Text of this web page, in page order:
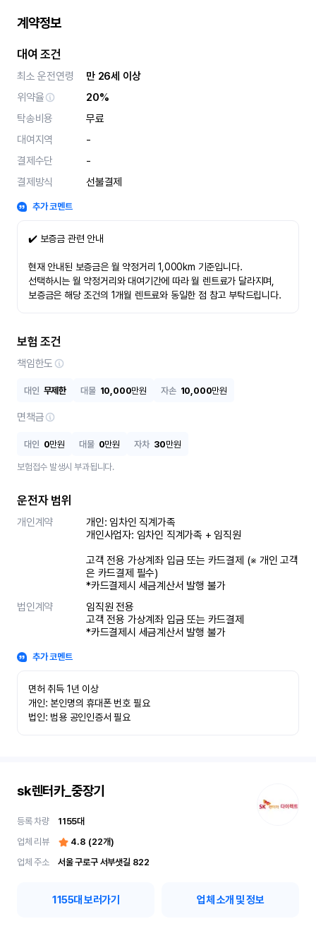
계약정보
대여 조건
최소 운전연령
만 26세 이상
위약율
20%
탁송비용
무료
대여지역
-
결제수단
-
결제방식
선불결제
추가 코멘트
✔️ 보증금 관련 안내
현재 안내된 보증금은 월 약정거리 1,000km 기준입니다.
선택하시는 월 약정거리와 대여기간에 따라 월 렌트료가 달라지며,
보증금은 해당 조건의 1개월 렌트료와 동일한 점 참고 부탁드립니다.
보험 조건
책임한도
대인 무제한 대물 10,000만원 자손 10,000만원
면책금
대인 0만원 대물 0만원 자차 30만원
보험접수 발생시 부과됩니다.
운전자 범위
개인계약
개인: 임차인 직계가족
개인사업자: 임차인 직계가족 + 임직원
고객 전용 가상계좌 입금 또는 카드결제 (※ 개인 고객
은 카드결제 필수)
*카드결제시 세금계산서 발행 불가
법인계약
임직원 전용
고객 전용 가상계좌 입금 또는 카드결제
*카드결제시 세금계산서 발행 불가
추가 코멘트
면허 취득 1년 이상
개인: 본인명의 휴대폰 번호 필요
법인: 범용 공인인증서 필요
sk렌터카_중장기
등록 차량 1155대
업체 리뷰
4.8 (22개)
업체 주소
서울 구로구 서부샛길 822
1155대 보러가기 업체 소개 및 정보